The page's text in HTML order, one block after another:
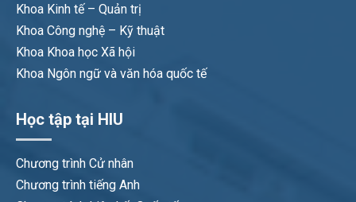
Khoa Kinh tế – Quản trị
Khoa Công nghệ – Kỹ thuật
Khoa Khoa học Xã hội
Khoa Ngôn ngữ và văn hóa quốc tế
Học tập tại HIU
Chương trình Cử nhân
Chương trình tiếng Anh